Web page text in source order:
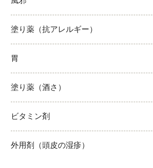
塗り薬（抗アレルギー）
胃
塗り薬（酒さ）
ビタミン剤
外用剤（頭皮の湿疹）